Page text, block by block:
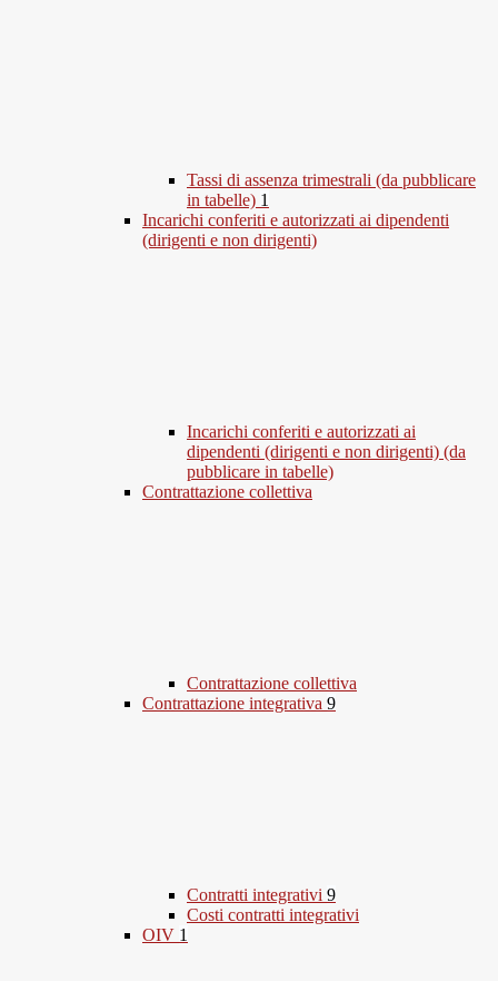
Tassi di assenza trimestrali (da pubblicare
in tabelle) 1
Incarichi conferiti e autorizzati ai dipendenti
(dirigenti e non dirigenti)
Incarichi conferiti e autorizzati ai
dipendenti (dirigenti e non dirigenti) (da
pubblicare in tabelle)
Contrattazione collettiva
Contrattazione collettiva
Contrattazione integrativa 9
Contratti integrativi 9
Costi contratti integrativi
OIV 1